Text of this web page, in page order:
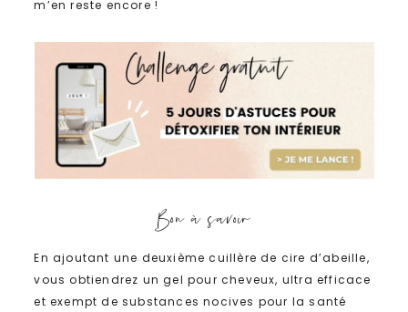
m’en reste encore !
Bon à savoir
En ajoutant une deuxième cuillère de cire d’abeille,
vous obtiendrez un gel pour cheveux, ultra efficace
et exempt de substances nocives pour la santé